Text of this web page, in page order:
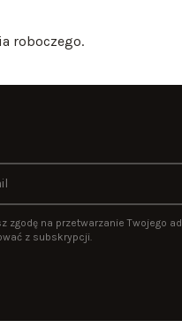
roboczego.
zgodę na przetwarzanie Twojego
z subskrypcji.